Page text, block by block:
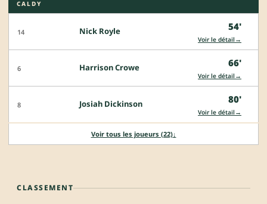
CALDY
14 Nick Royle 54'
Voir le détail →
6 Harrison Crowe 66'
Voir le détail →
8 Josiah Dickinson 80'
Voir le détail →
Voir tous les joueurs (22)↓
CLASSEMENT